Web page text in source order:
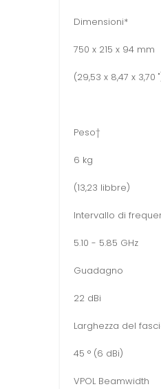
Dimensioni*
750 x 215 x 94 mm
(29,53 x 8,47 x 3,70
Peso†
6 kg
(13,23 libbre)
Intervallo di
5.10 - 5.85 GHz
Guadagno
22 dBi
Larghezza del
45 ° (6 dBi)
VPOL Beamwidth